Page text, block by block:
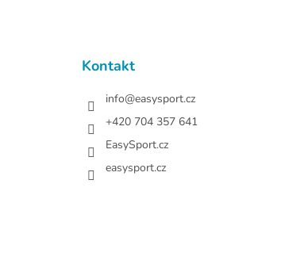
Kontakt
info@easysport.cz
+420 704 357 641
EasySport.cz
easysport.cz